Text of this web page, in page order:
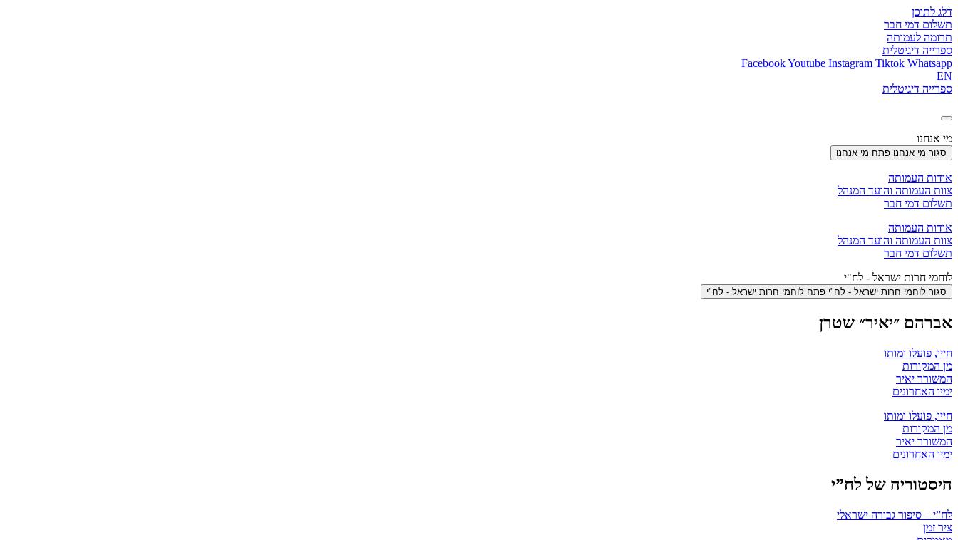
דלג לתוכן
תשלום דמי חבר
תרומה לעמותה
ספרייה דיגיטלית
FacebookYoutube Instagram Tiktok Whatsapp
EN
ספרייה דיגיטלית
מי אנחנו
סגור מי אנחנו פתח מי אנחנו
אודות העמותה
צוות העמותה והועד המנהל
תשלום דמי חבר
אודות העמותה
צוות העמותה והועד המנהל
תשלום דמי חבר
לוחמי חרות ישראל - לח"י
סגור לוחמי חרות ישראל - לח"י פתח לוחמי חרות ישראל - לח"י
אברהם ״יאיר״ שטרן
חייו, פועלו ומותו
מן המקורות
המשורר יאיר
ימיו האחרונים
חייו, פועלו ומותו
מן המקורות
המשורר יאיר
ימיו האחרונים
היסטוריה של לח”י
לח”י – סיפור גבורה ישראלי
ציר זמן